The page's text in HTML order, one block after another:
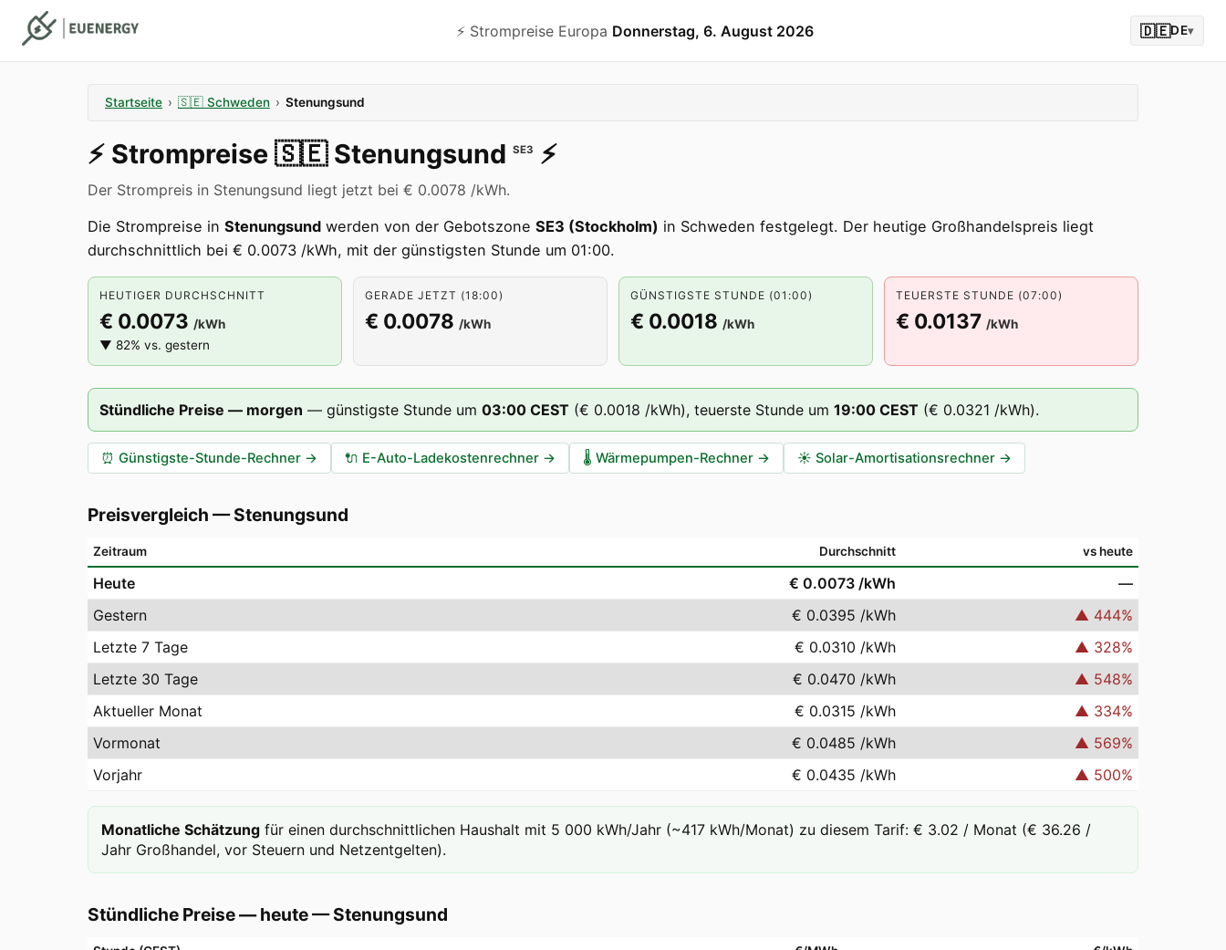
⚡️ Strompreise Europa Donnerstag, 6. August 2026 🇩🇪DE▾
Startseite › 🇸🇪 Schweden › Stenungsund
⚡️ Strompreise 🇸🇪 Stenungsund SE3 ⚡️
Der Strompreis in Stenungsund liegt jetzt bei € 0.0078 /kWh.
Die Strompreise in Stenungsund werden von der Gebotszone SE3 (Stockholm) in Schweden festgelegt. Der heutige Großhandelspreis liegt
durchschnittlich bei € 0.0073 /kWh, mit der günstigsten Stunde um 01:00.
HEUTIGER DURCHSCHNITT
€ 0.0073 /kWh
▼ 82% vs. gestern
GERADE JETZT (18:00)
€ 0.0078 /kWh
GÜNSTIGSTE STUNDE (01:00)
€ 0.0018 /kWh
TEUERSTE STUNDE (07:00)
€ 0.0137 /kWh
Stündliche Preise — morgen — günstigste Stunde um 03:00 CEST (€ 0.0018 /kWh), teuerste Stunde um 19:00 CEST (€ 0.0321 /kWh).
⏰ Günstigste-Stunde-Rechner → 🔌 E-Auto-Ladekostenrechner → 🌡️ Wärmepumpen-Rechner → ☀️ Solar-Amortisationsrechner →
Preisvergleich —Stenungsund
Zeitraum Durchschnitt vs heute
Heute € 0.0073 /kWh
—
Gestern
€ 0.0395 /kWh ▲ 444%
Letzte 7 Tage
€ 0.0310 /kWh ▲ 328%
Letzte 30 Tage
€ 0.0470 /kWh ▲ 548%
Aktueller Monat
€ 0.0315 /kWh ▲ 334%
Vormonat
€ 0.0485 /kWh ▲ 569%
Vorjahr
€ 0.0435 /kWh ▲ 500%
Monatliche Schätzung für einen durchschnittlichen Haushalt mit 5 000 kWh/Jahr (~417 kWh/Monat) zu diesem Tarif: € 3.02 / Monat (€ 36.26 /
Jahr Großhandel, vor Steuern und Netzentgelten).
Stündliche Preise — heute—Stenungsund